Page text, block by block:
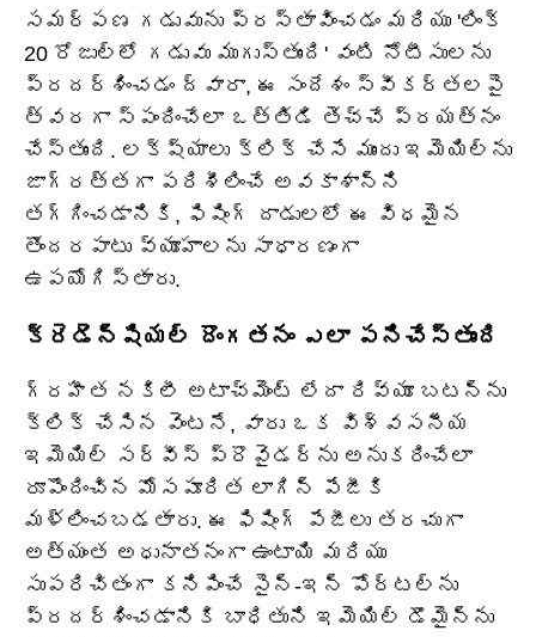
సమర్పణ గడువును ప్రస్తావించడం మరియు 'లింక్
20 రోజుల్లో గడువు ముగుస్తుంది' వంటి నోటీసులను
ప్రదర్శించడం ద్వారా, ఈ సందేశం స్వీకర్తలపై
త్వరగా స్పందించేలా ఒత్తిడి తెచ్చే ప్రయత్నం
చేస్తుంది. లక్ష్యాలు క్లిక్ చేసే ముందు ఇమెయిల్‌ను
జాగ్రత్తగా పరిశీలించే అవకాశాన్ని
తగ్గించడానికి, ఫిషింగ్ దాడులలో ఈ విధమైన
తొందరపాటు వ్యూహాలను సాధారణంగా
ఉపయోగిస్తారు.
క్రెడెన్షియల్ దొంగతనం ఎలా పనిచేస్తుంది
గ్రహీత నకిలీ అటాచ్‌మెంట్ లేదా రివ్యూ బటన్‌ను
క్లిక్ చేసిన వెంటనే, వారు ఒక విశ్వసనీయ
ఇమెయిల్ సర్వీస్ ప్రొవైడర్‌ను అనుకరించేలా
రూపొందించిన మోసపూరిత లాగిన్ పేజీకి
మళ్లించబడతారు. ఈ ఫిషింగ్ పేజీలు తరచుగా
అత్యంత అధునాతనంగా ఉంటాయి మరియు
సుపరిచితంగా కనిపించే సైన్-ఇన్ పోర్టల్‌ను
ప్రదర్శించడానికి బాధితుని ఇమెయిల్ డొమైన్‌ను